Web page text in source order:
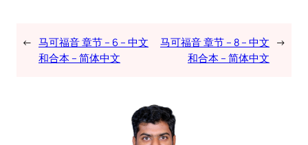
← 马可福音 章节 – 6 – 中文
和合本 – 简体中文
马可福音 章节 – 8 – 中文
和合本 – 简体中文
→